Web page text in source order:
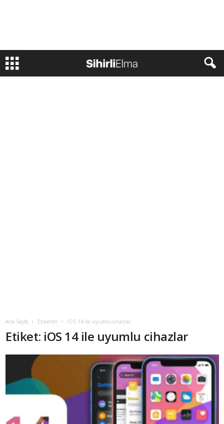
Ana Sayfa Etiketler IOS 14 ile uyumlu cihazlar
Etiket: iOS 14 ile uyumlu cihazlar